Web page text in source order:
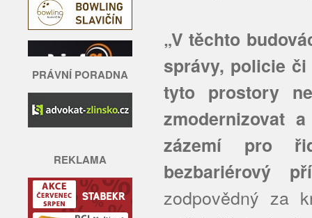
PRÁVNÍ PORADNA
REKLAMA
„V těchto
správy, policie
tyto prostory
zmodernizovat
zázemí pro
bezbariérový
zodpovědný za